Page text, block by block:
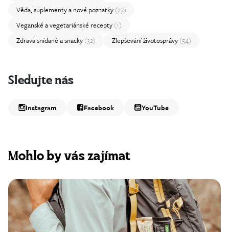
Věda, suplementy a nové poznatky (27)
Veganské a vegetariánské recepty (1)
Zdravá snídaně a snacky (32) Zlepšování životosprávy (54)
Sledujte nás
Instagram Facebook YouTube
Mohlo by vás zajímat